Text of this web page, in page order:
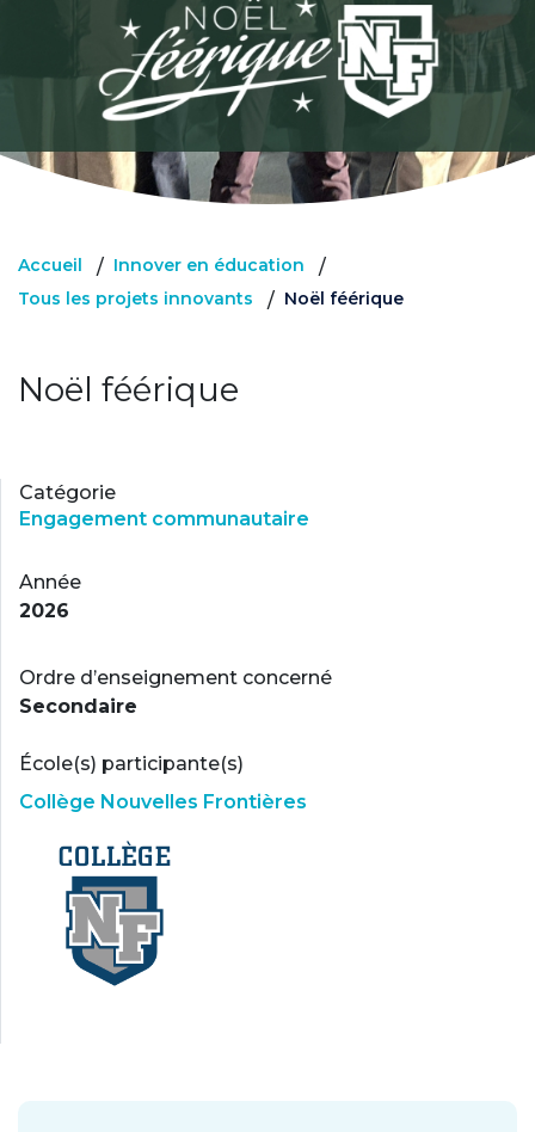
Accueil / Innover en éducation /
Tous les projets innovants / Noël féérique
Noël féérique
Catégorie
Engagement communautaire
Année
2026
Ordre d’enseignement concerné
Secondaire
École(s) participante(s)
Collège Nouvelles Frontières